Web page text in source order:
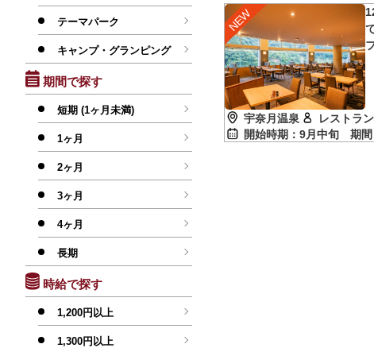
テーマパーク
キャンプ・グランピング
期間で探す
短期 (1ヶ月未満)
1ヶ月
2ヶ月
3ヶ月
4ヶ月
長期
時給で探す
1,200円以上
1,300円以上
宇奈月温泉 レストラ
開始時期：9月中旬 期間